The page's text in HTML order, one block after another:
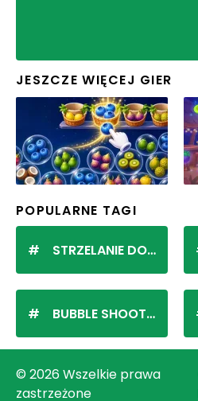
JESZCZE WIĘCEJ GIER
POPULARNE TAGI
STRZELANIE DO KULEK
BUBBLE SHOOTER
© 2026 Wszelkie prawa
zastrzeżone